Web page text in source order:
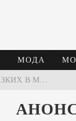
МОДА
В МОСКВЕ СОСТОЯЛСЯ ПЯТЫЙ СЕЗОН НЕДЕЛИ ВЫСОКОЙ МОДЫ РОССИИ